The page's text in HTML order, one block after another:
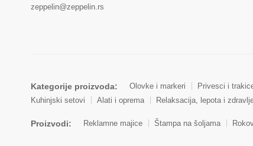
zeppelin@zeppelin.rs
Kategorije proizvoda: Olovke i markeri Privesci i
Kuhinjski setovi
Alati i oprema Relaksacija, lepota i
Proizvodi: Reklamne majice Štampa na šoljama